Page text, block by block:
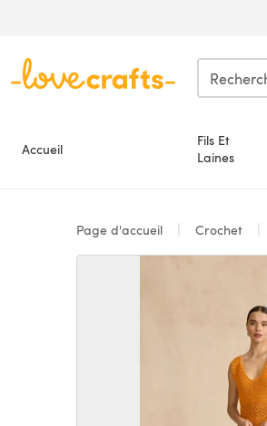
Accueil
Fils Et
Laines
Page d'accueil Crochet